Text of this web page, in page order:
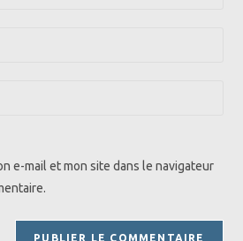
e-mail et mon site dans le navigateur